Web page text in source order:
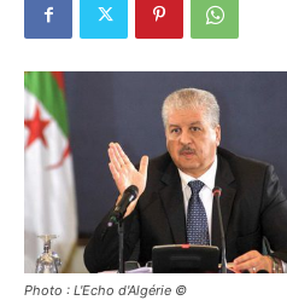
Photo : L'Echo d'Algérie ©